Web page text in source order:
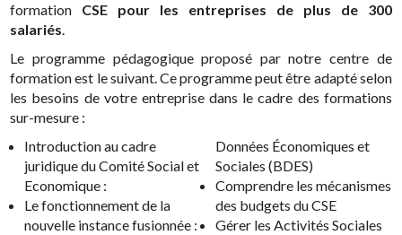
formation CSE pour les entreprises de plus de 300
salariés.
Le programme pédagogique proposé par notre centre de
formation est le suivant. Ce programme peut être adapté selon
les besoins de votre entreprise dans le cadre des formations
sur-mesure :
Introduction au cadre
juridique du Comité Social et
Economique :
Le fonctionnement de la
nouvelle instance fusionnée :
Données Économiques et
Sociales (BDES)
Comprendre les mécanismes
des budgets du CSE
Gérer les Activités Sociales